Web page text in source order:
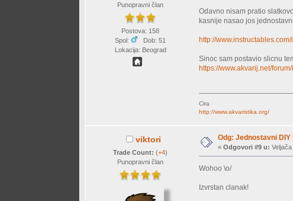
Punopravni član
Postova: 158
Spol:
Dob: 51
Lokacija: Beograd
Odavno nisam pratio
kasnije nasao jos
http://
Sinoc sam postavio slicnu
https://www.akvarij.net/
Cira
http://www.akvaristika.org/
viktori
Trade Count:(+4)
Punopravni član
Odg: Jednostavni
«Odgovori #9 u:
Wohoo \o/
Izvrstan clanak!